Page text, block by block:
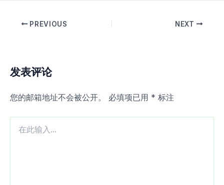
PREVIOUS NEXT
发表评论
您的邮箱地址不会被公开。 必填项已用 * 标注